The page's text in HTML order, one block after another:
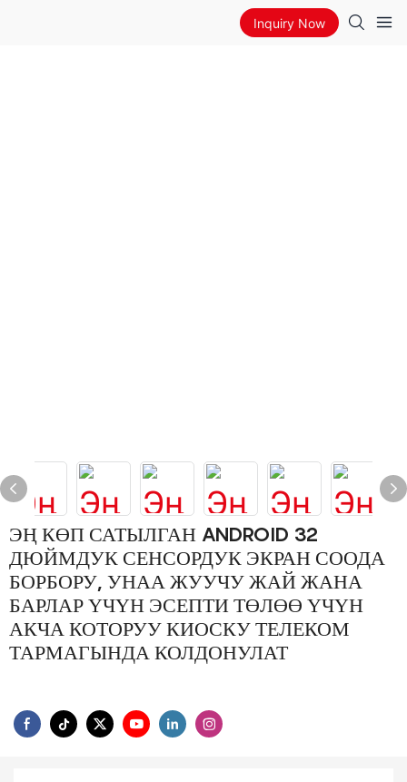
Inquiry Now
ЭҢ КӨП САТЫЛГАН ANDROID 32
ДЮЙМДУК СЕНСОРДУК ЭКРАН СООДА
БОРБОРУ, УНАА ЖУУЧУ ЖАЙ ЖАНА
БАРЛАР ҮЧҮН ЭСЕПТИ ТӨЛӨӨ ҮЧҮН
АКЧА КОТОРУУ КИОСКУ ТЕЛЕКОМ
ТАРМАГЫНДА КОЛДОНУЛАТ